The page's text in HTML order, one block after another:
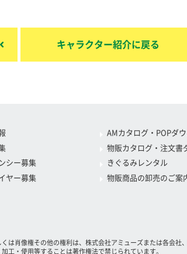
キャラクター紹介に戻る
シー募集
ヤー募集
AMカタログ・POPダ
物販カタログ・注文書
きぐるみレンタル
物販商品の卸売のご案
は肖像権その他の権利は、株式会社アミューズまたは各会社
工・使用等することは著作権法で禁じられています。